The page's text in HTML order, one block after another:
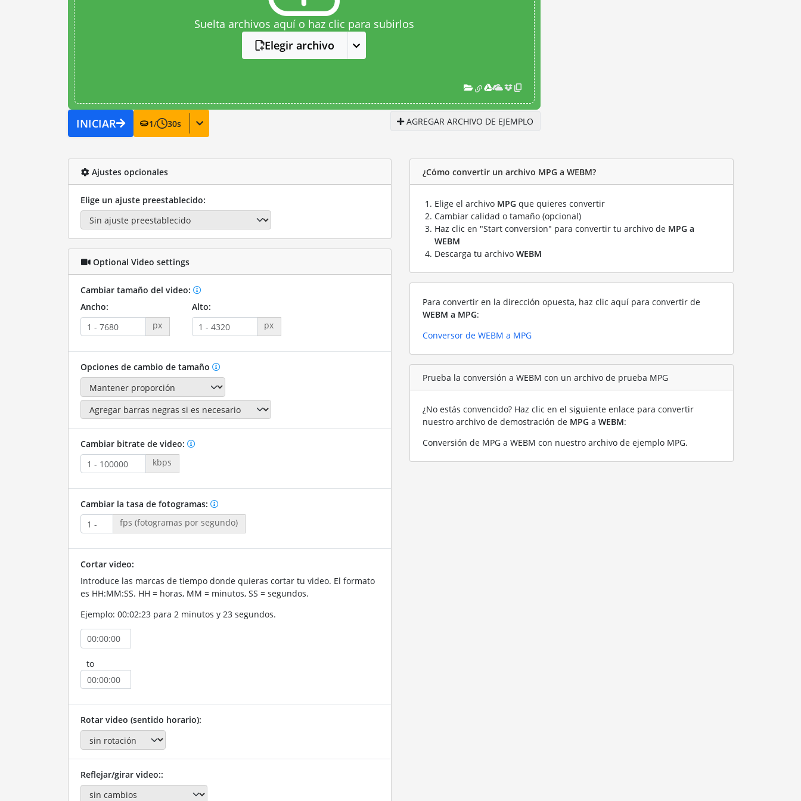
Suelta archivos aquí o haz clic para subirlos
Elegir archivo
INICIAR 1/ 30s AGREGAR ARCHIVO DE EJEMPLO
Ajustes opcionales
Elige un ajuste preestablecido:
Optional Video settings
Cambiar tamaño del video:
Ancho:
px
Alto:
px
Opciones de cambio de tamaño
Cambiar bitrate de video:
kbps
Cambiar la tasa de fotogramas:
fps (fotogramas por segundo)
Cortar video:
Introduce las marcas de tiempo donde quieras cortar tu video. El formato
es HH:MM:SS. HH = horas, MM = minutos, SS = segundos.
Ejemplo: 00:02:23 para 2 minutos y 23 segundos.
to
Rotar video (sentido horario):
Reflejar/girar video::
¿Cómo convertir un archivo MPG a WEBM?
Elige el archivo MPG que quieres convertir
Cambiar calidad o tamaño (opcional)
Haz clic en "Start conversion" para convertir tu archivo de MPG a
WEBM
Descarga tu archivo WEBM
Para convertir en la dirección opuesta, haz clic aquí para convertir de
WEBM a MPG:
Conversor de WEBM a MPG
Prueba la conversión a WEBM con un archivo de prueba MPG
¿No estás convencido? Haz clic en el siguiente enlace para convertir
nuestro archivo de demostración de MPG a WEBM:
Conversión de MPG a WEBM con nuestro archivo de ejemplo MPG.